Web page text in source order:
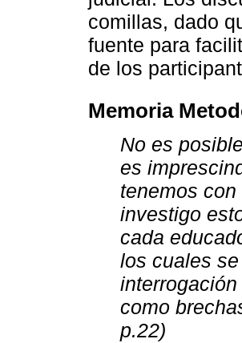
comillas, dado
fuente para
de los
Memoria
No es
es
tenemos
investigo
cada
los cuales
como
p.22)